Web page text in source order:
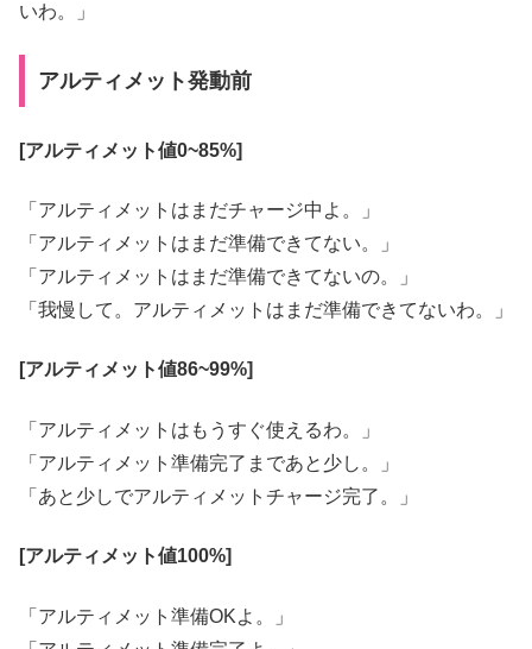
いわ。」
アルティメット発動前
[アルティメット値0~85%]
「アルティメットはまだチャージ中よ。」
「アルティメットはまだ準備できてない。」
「アルティメットはまだ準備できてないの。」
「我慢して。アルティメットはまだ準備できてないわ。」
[アルティメット値86~99%]
「アルティメットはもうすぐ使えるわ。」
「アルティメット準備完了まであと少し。」
「あと少しでアルティメットチャージ完了。」
[アルティメット値100%]
「アルティメット準備OKよ。」